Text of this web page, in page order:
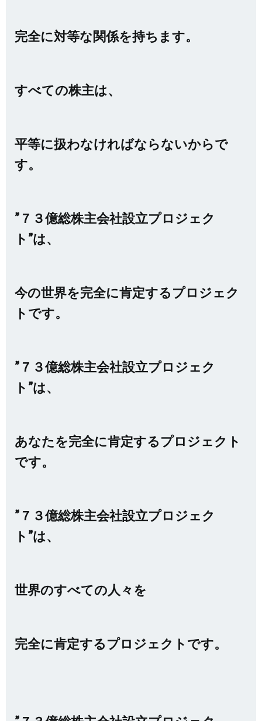
完全に対等な関係を持ちます。
すべての株主は、
平等に扱わなければならないからで
す。
”７３億総株主会社設立プロジェク
ト”は、
今の世界を完全に肯定するプロジェク
トです。
”７３億総株主会社設立プロジェク
ト”は、
あなたを完全に肯定するプロジェクト
です。
”７３億総株主会社設立プロジェク
ト”は、
世界のすべての人々を
完全に肯定するプロジェクトです。